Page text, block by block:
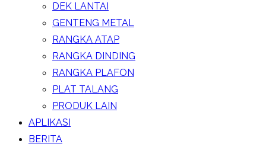
DEK LANTAI
GENTENG METAL
RANGKA ATAP
RANGKA DINDING
RANGKA PLAFON
PLAT TALANG
PRODUK LAIN
APLIKASI
BERITA